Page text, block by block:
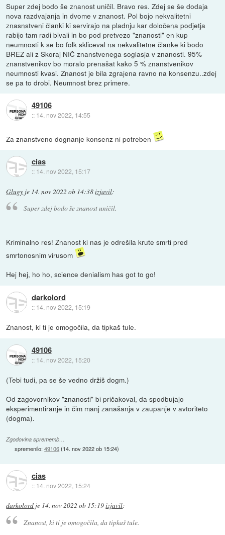
Super zdej bodo še znanost uničil. Bravo res. Zdej se še dodaja
nova razdvajanja in dvome v znanost. Pol bojo nekvalitetni
znasnstveni članki ki servirajo na pladnju kar določena podjetja
rabijo tam radi bivali in bo pod pretvezo "znanosti" en kup
neumnosti k se bo folk skliceval na nekvalitetne članke ki bodo
BREZ ali z Skoraj NIČ znanstvenega soglasja v znanosti. 95%
znanstvenikov bo moralo prenašat kako 5 % znanstvenikov
neumnosti kvasi. Znanost je bila zgrajena ravno na konsenzu..zdej
se pa to drobi. Neumnost brez primere.
49106
:: 14. nov 2022, 14:55
Za znanstveno dognanje konsenz ni potreben
cias
:: 14. nov 2022, 15:17
Glugy je 14. nov 2022 ob 14:38izjavil:
Super zdej bodo še znanost uničil.
Kriminalno res! Znanost ki nas je odrešila krute smrti pred
smrtonosnim virusom
Hej hej, ho ho, science denialism has got to go!
darkolord
:: 14. nov 2022, 15:19
Znanost, ki ti je omogočila, da tipkaš tule.
49106
:: 14. nov 2022, 15:20
(Tebi tudi, pa se še vedno držiš dogm.)
Od zagovornikov "znanosti" bi pričakoval, da spodbujajo
eksperimentiranje in čim manj zanašanja v zaupanje v avtoriteto
(dogma).
Zgodovina sprememb…
spremenilo:49106(14. nov 2022 ob 15:24)
cias
:: 14. nov 2022, 15:24
darkolord je 14. nov 2022 ob 15:19izjavil:
Znanost, ki ti je omogočila, da tipkaš tule.